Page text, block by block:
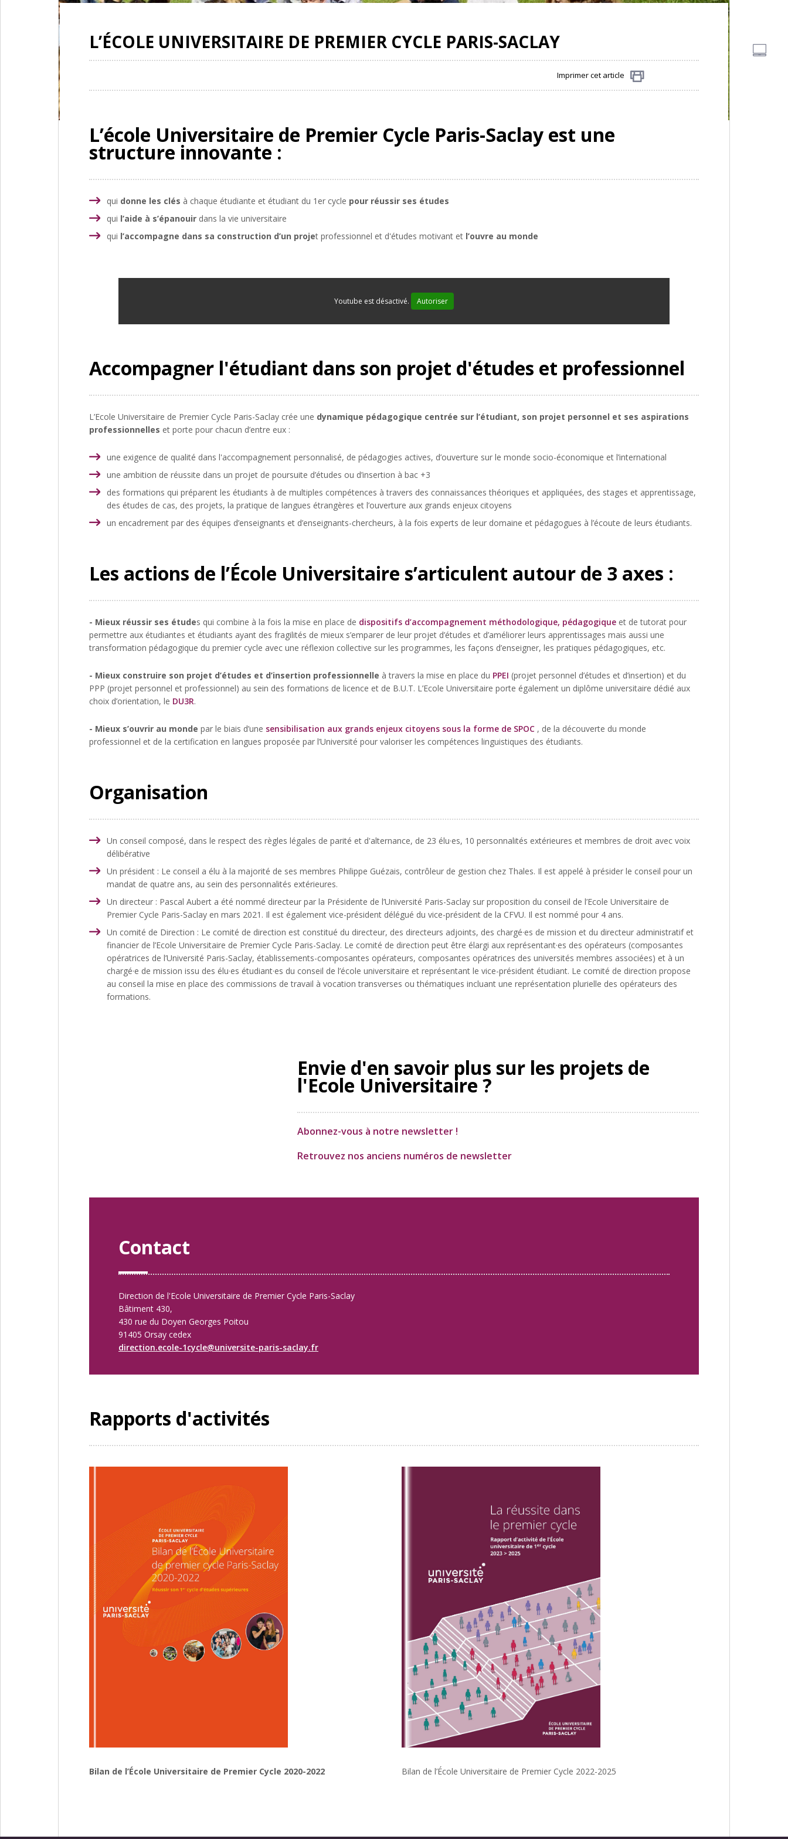
L’ÉCOLE UNIVERSITAIRE DE PREMIER CYCLE PARIS-SACLAY
Imprimer cet article
L’école Universitaire de Premier Cycle Paris-Saclay est une
structure innovante :
qui donne les clés à chaque étudiante et étudiant du 1er cycle pour réussir ses études
qui l’aide à s’épanouir dans la vie universitaire
qui l’accompagne dans sa construction d’un projet professionnel et d'études motivant et l’ouvre au monde
Youtube est désactivé. Autoriser
Accompagner l'étudiant dans son projet d'études et professionnel
L’Ecole Universitaire de Premier Cycle Paris-Saclay crée une dynamique pédagogique centrée sur l’étudiant, son projet personnel et ses aspirations
professionnelles et porte pour chacun d’entre eux :
une exigence de qualité dans l'accompagnement personnalisé, de pédagogies actives, d’ouverture sur le monde socio-économique et l’international
une ambition de réussite dans un projet de poursuite d’études ou d’insertion à bac +3
des formations qui préparent les étudiants à de multiples compétences à travers des connaissances théoriques et appliquées, des stages et apprentissage,
des études de cas, des projets, la pratique de langues étrangères et l’ouverture aux grands enjeux citoyens
un encadrement par des équipes d’enseignants et d’enseignants-chercheurs, à la fois experts de leur domaine et pédagogues à l’écoute de leurs étudiants.
Les actions de l’École Universitaire s’articulent autour de 3 axes :
- Mieux réussir ses études qui combine à la fois la mise en place de dispositifs d’accompagnement méthodologique, pédagogique et de tutorat pour
permettre aux étudiantes et étudiants ayant des fragilités de mieux s’emparer de leur projet d’études et d’améliorer leurs apprentissages mais aussi une
transformation pédagogique du premier cycle avec une réflexion collective sur les programmes, les façons d’enseigner, les pratiques pédagogiques, etc.
- Mieux construire son projet d’études et d’insertion professionnelle à travers la mise en place du PPEI (projet personnel d’études et d’insertion) et du
PPP (projet personnel et professionnel) au sein des formations de licence et de B.U.T. L’Ecole Universitaire porte également un diplôme universitaire dédié aux
choix d’orientation, le DU3R.
- Mieux s’ouvrir au monde par le biais d’une sensibilisation aux grands enjeux citoyens sous la forme de SPOC , de la découverte du monde
professionnel et de la certification en langues proposée par l’Université pour valoriser les compétences linguistiques des étudiants.
Organisation
Un conseil composé, dans le respect des règles légales de parité et d'alternance, de 23 élu·es, 10 personnalités extérieures et membres de droit avec voix
délibérative
Un président : Le conseil a élu à la majorité de ses membres Philippe Guézais, contrôleur de gestion chez Thales. Il est appelé à présider le conseil pour un
mandat de quatre ans, au sein des personnalités extérieures.
Un directeur : Pascal Aubert a été nommé directeur par la Présidente de l’Université Paris-Saclay sur proposition du conseil de l’Ecole Universitaire de
Premier Cycle Paris-Saclay en mars 2021. Il est également vice-président délégué du vice-président de la CFVU. Il est nommé pour 4 ans.
Un comité de Direction : Le comité de direction est constitué du directeur, des directeurs adjoints, des chargé·es de mission et du directeur administratif et
financier de l’Ecole Universitaire de Premier Cycle Paris-Saclay. Le comité de direction peut être élargi aux représentant·es des opérateurs (composantes
opératrices de l’Université Paris-Saclay, établissements-composantes opérateurs, composantes opératrices des universités membres associées) et à un
chargé·e de mission issu des élu·es étudiant·es du conseil de l’école universitaire et représentant le vice-président étudiant. Le comité de direction propose
au conseil la mise en place des commissions de travail à vocation transverses ou thématiques incluant une représentation plurielle des opérateurs des
formations.
Envie d'en savoir plus sur les projets de
l'Ecole Universitaire ?
Abonnez-vous à notre newsletter !
Retrouvez nos anciens numéros de newsletter
Contact
Direction de l'Ecole Universitaire de Premier Cycle Paris-Saclay
Bâtiment 430,
430 rue du Doyen Georges Poitou
91405 Orsay cedex
direction.ecole-1cycle@universite-paris-saclay.fr
Rapports d'activités
Bilan de l’École Universitaire de Premier Cycle 2020-2022 Bilan de l’École Universitaire de Premier Cycle 2022-2025